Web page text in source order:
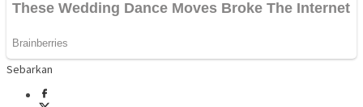
Sebarkan